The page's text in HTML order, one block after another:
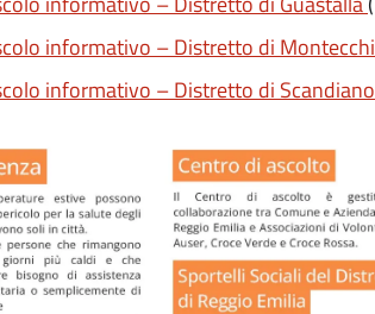
informativo – Distretto di
informativo – Distretto di Scandiano